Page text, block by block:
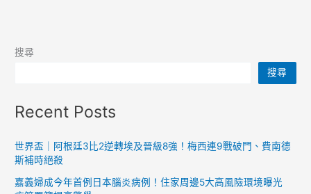
搜尋
搜尋
Recent Posts
世界盃｜阿根廷3比2逆轉埃及晉級8強！梅西連9戰破門、費南德
斯補時絕殺
嘉義婦成今年首例日本腦炎病例！住家周邊5大高風險環境曝光